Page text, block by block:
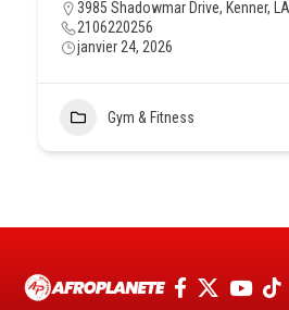
3985 Shadowmar Drive, Kenner,
2106220256
janvier 24, 2026
Gym & Fitness